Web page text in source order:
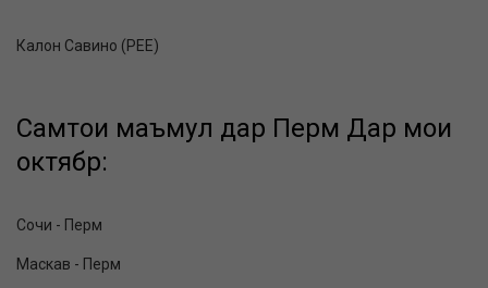
Калон Савино (PEE)
Самтҳои маъмул дар Перм Дар моҳи
октябр:
Сочи - Перм
Маскав - Перм